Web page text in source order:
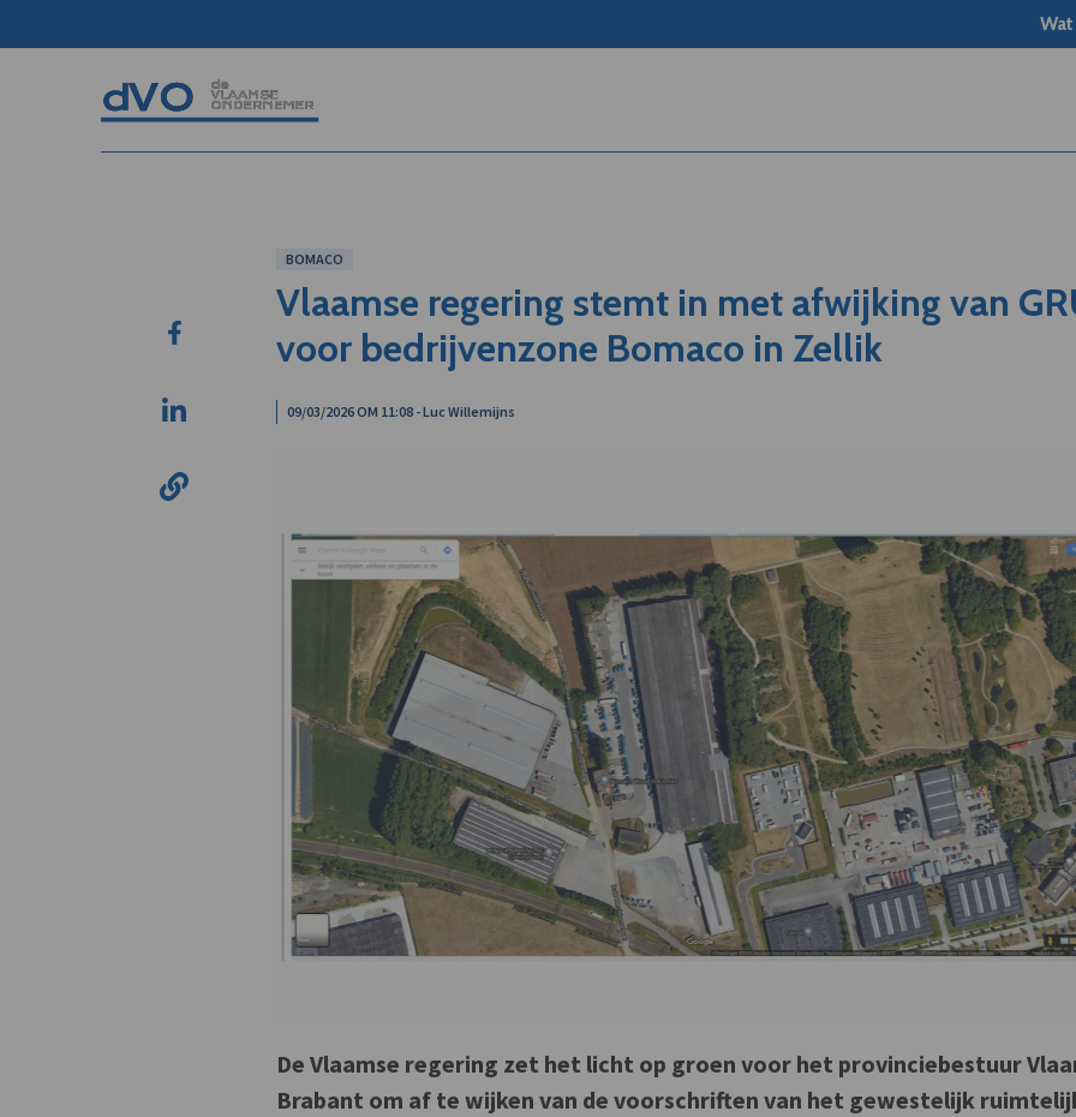
BOMACO
Vlaamse regering stemt in met afwijking van
voor bedrijvenzone Bomaco in Zellik
09/03/2026 OM 11:08 - Luc Willemijns
De Vlaamse regering zet het licht op groen voor het provinciebestuur
Brabant om af te wijken van de voorschriften van het gewestelijk